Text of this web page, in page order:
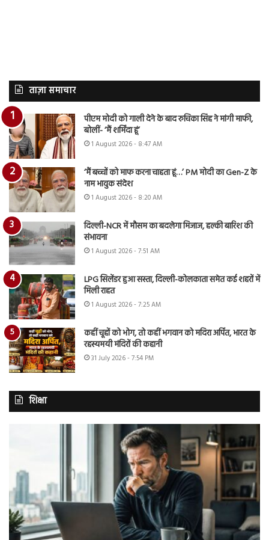
ताज़ा समाचार
पीएम मोदी को गाली देने के बाद रुचिका सिंह ने मांगी माफी,
बोलीं- ‘मैं शर्मिंदा हूं’
1 August 2026 - 8:47 AM
‘मैं बच्चों को माफ करना चाहता हूं…’ PM मोदी का Gen-Z के
नाम भावुक संदेश
1 August 2026 - 8:20 AM
दिल्ली-NCR में मौसम का बदलेगा मिजाज, हल्की बारिश की
संभावना
1 August 2026 - 7:51 AM
LPG सिलेंडर हुआ सस्ता, दिल्ली-कोलकाता समेत कई शहरों में
मिली राहत
1 August 2026 - 7:25 AM
कहीं चूहों को भोग, तो कहीं भगवान को मदिरा अर्पित, भारत के
रहस्यमयी मंदिरों की कहानी
31 July 2026 - 7:54 PM
शिक्षा